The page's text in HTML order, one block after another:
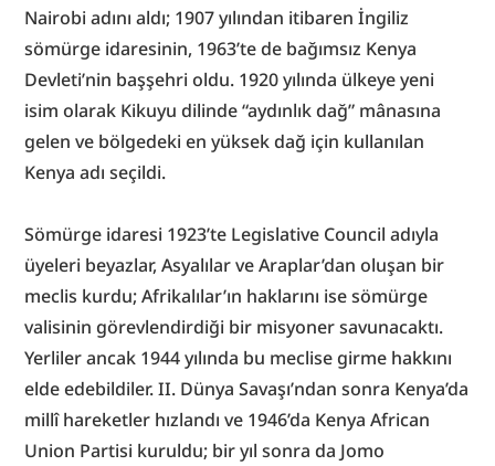
Nairobi adını aldı; 1907 yılından itibaren İngiliz
sömürge idaresinin, 1963’te de bağımsız Kenya
Devleti’nin başşehri oldu. 1920 yılında ülkeye yeni
isim olarak Kikuyu dilinde “aydınlık dağ” mânasına
gelen ve bölgedeki en yüksek dağ için kullanılan
Kenya adı seçildi.
Sömürge idaresi 1923’te Legislative Council adıyla
üyeleri beyazlar, Asyalılar ve Araplar’dan oluşan bir
meclis kurdu; Afrikalılar’ın haklarını ise sömürge
valisinin görevlendirdiği bir misyoner savunacaktı.
Yerliler ancak 1944 yılında bu meclise girme hakkını
elde edebildiler. II. Dünya Savaşı’ndan sonra Kenya’da
millî hareketler hızlandı ve 1946’da Kenya African
Union Partisi kuruldu; bir yıl sonra da Jomo